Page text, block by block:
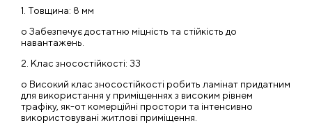
1. Товщина: 8 мм
o Забезпечує достатню міцність та стійкість до
навантажень.
2. Клас зносостійкості: 33
o Високий клас зносостійкості робить ламінат придатним
для використання у приміщеннях з високим рівнем
трафіку, як-от комерційні простори та інтенсивно
використовувані житлові приміщення.